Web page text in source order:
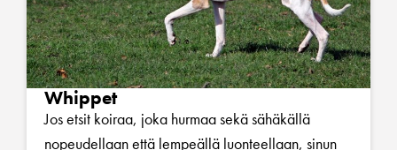
Whippet
Jos etsit koiraa, joka hurmaa sekä sähäkällä
nopeudellaan että lempeällä luonteellaan, sinun